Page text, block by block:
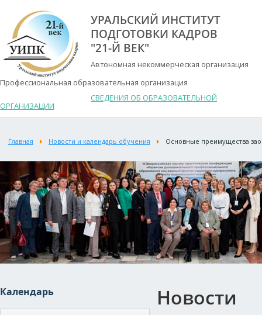
УРАЛЬСКИЙ ИНСТИТУТ
ПОДГОТОВКИ КАДРОВ
"21-Й ВЕК"
Автономная некоммерческая организация
Профессиональная образовательная организация
СВЕДЕНИЯ ОБ ОБРАЗОВАТЕЛЬНОЙ
ОРГАНИЗАЦИИ
Главная Новости и календарь обучения Основные преимущества
Календарь Новости